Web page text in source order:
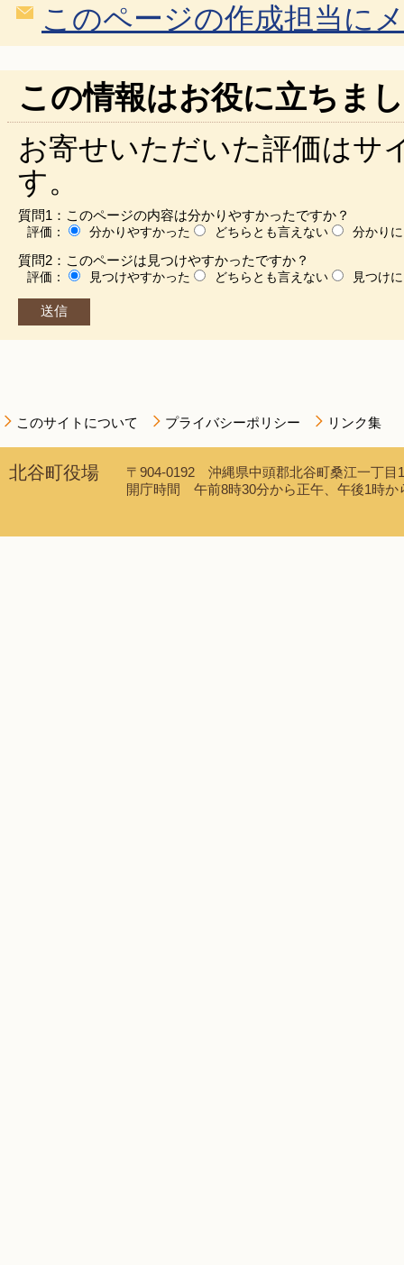
このページの作成担当に
この情報はお役に立ちま
お寄せいただいた評価はサ
す。
質問1：このページの内容は分かりやすかったですか？
評価： 分かりやすかった どちらとも言えない 分かり
質問2：このページは見つけやすかったですか？
評価： 見つけやすかった どちらとも言えない 見つけ
このサイトについて プライバシーポリシー リンク集
北谷町役場
〒904-0192 沖縄県中頭郡北谷町桑江一丁
開庁時間 午前8時30分から正午、午後1時か